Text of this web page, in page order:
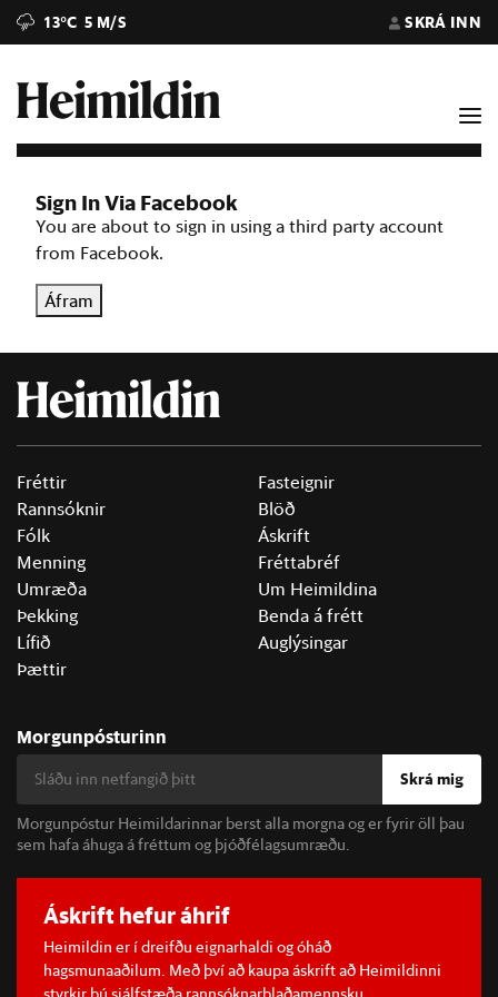
13°C 5 M/S SKRÁ INN
Sign In Via Facebook
You are about to sign in using a third party account
from Facebook.
Áfram
Fréttir
Rannsóknir
Fólk
Menning
Umræða
Þekking
Lífið
Þættir
Fasteignir
Blöð
Áskrift
Fréttabréf
Um Heimildina
Benda á frétt
Auglýsingar
Morgunpósturinn
Skrá mig
Morgunpóstur Heimildarinnar berst alla morgna og er fyrir öll þau
sem hafa áhuga á fréttum og þjóðfélagsumræðu.
Áskrift hefur áhrif
Heimildin er í dreifðu eignarhaldi og óháð
hagsmunaaðilum. Með því að kaupa áskrift að Heimildinni